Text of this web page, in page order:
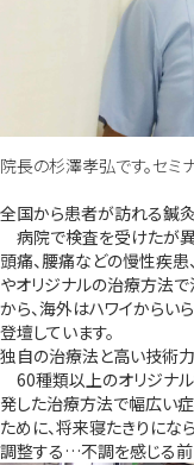
院長の杉澤孝弘です。セ
全国から患者が訪れる鍼
病院で検査を受けたが異
頭痛、腰痛などの慢性疾
やオリジナルの治療方法で
から、海外はハワイからい
登壇しています。
独自の治療法と高い技術
60種類以上のオリジナ
発した治療方法で幅広い
ために、将来寝たきりに
調整する…不調を感じる前